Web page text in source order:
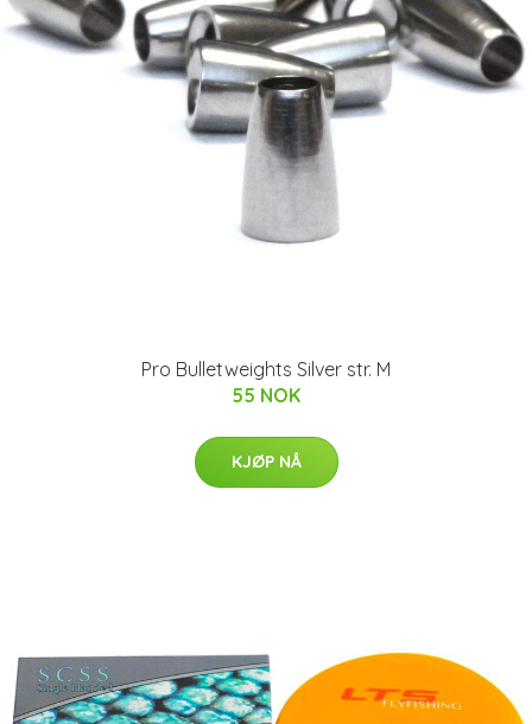
Pro Bulletweights Silver str. M
55 NOK
KJØP NÅ